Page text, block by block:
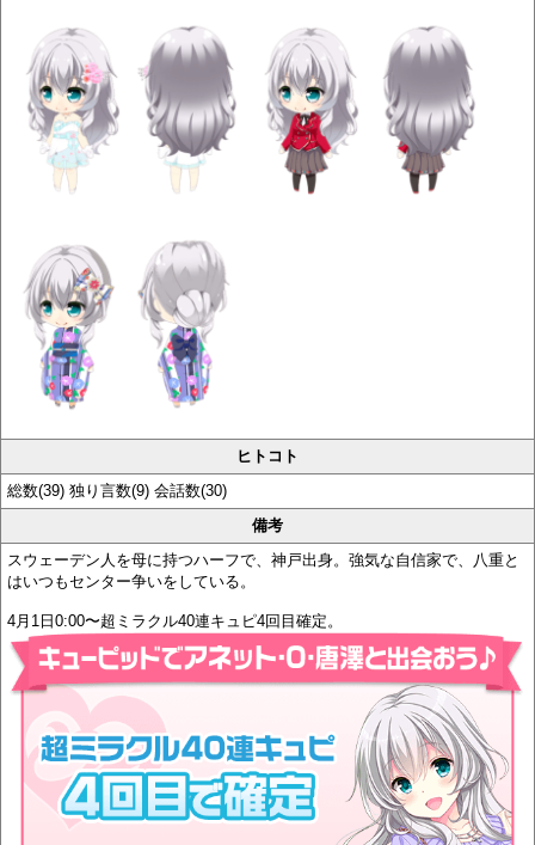
ヒトコト
総数(39) 独り言数(9) 会話数(30)
備考
スウェーデン人を母に持つハーフで、神戸出身。強気な自信家で、八重と
はいつもセンター争いをしている。
4月1日0:00〜超ミラクル40連キュピ4回目確定。